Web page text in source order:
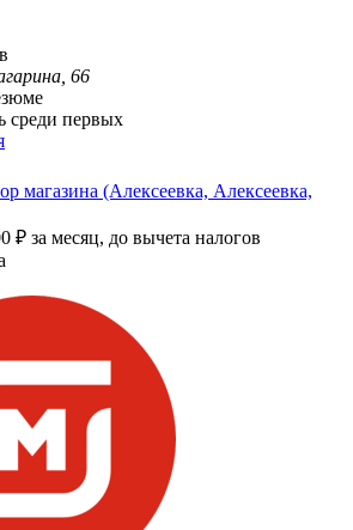
66
среди первых
магазина (Алексеевка, Алексеевка,
₽ за месяц, до вычета налогов